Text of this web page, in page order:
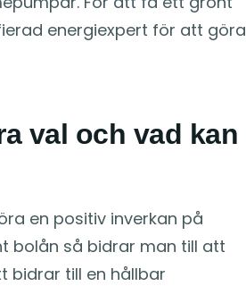
energiexpert för att göra
val och vad kan
en positiv inverkan på
bolån så bidrar man till att
bidrar till en hållbar